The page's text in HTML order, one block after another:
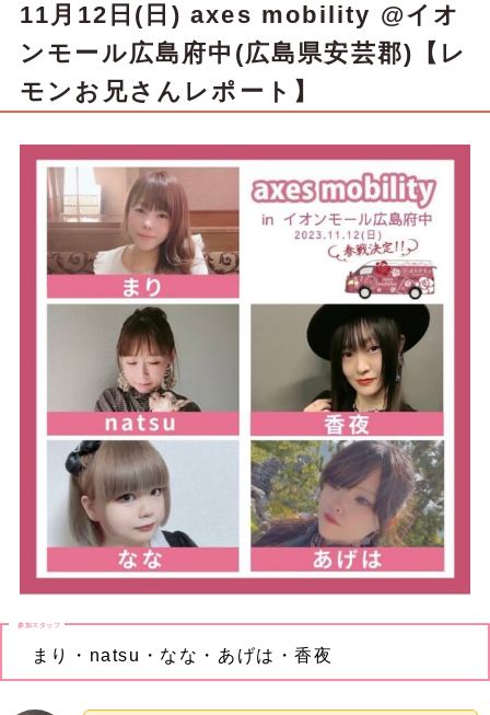
11月12日(日) axes mobility @イオ
ンモール広島府中(広島県安芸郡)【レ
モンお兄さんレポート】
参加スタッフ
まり・natsu・なな・あげは・香夜